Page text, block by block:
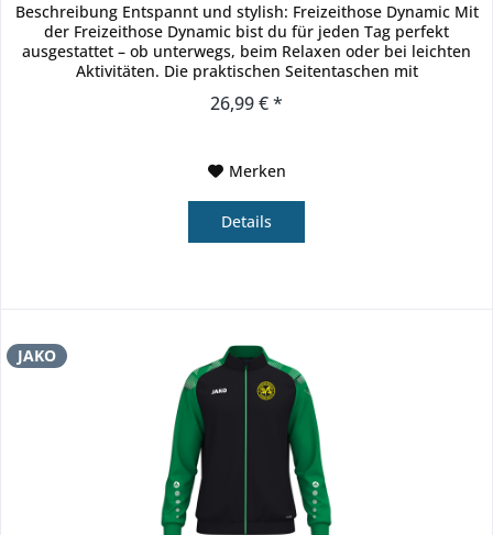
Beschreibung Entspannt und stylish: Freizeithose Dynamic Mit
der Freizeithose Dynamic bist du für jeden Tag perfekt
ausgestattet – ob unterwegs, beim Relaxen oder bei leichten
Aktivitäten. Die praktischen Seitentaschen mit
26,99 € *
Merken
Details
JAKO